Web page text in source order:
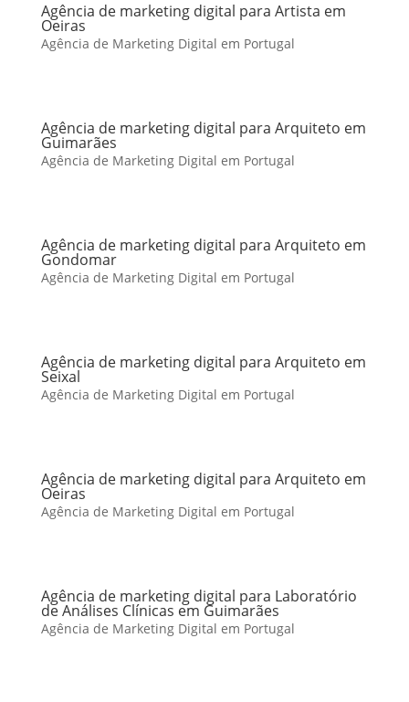
Agência de marketing digital para Artista em
Oeiras
Agência de Marketing Digital em Portugal
Agência de marketing digital para Arquiteto em
Guimarães
Agência de Marketing Digital em Portugal
Agência de marketing digital para Arquiteto em
Gondomar
Agência de Marketing Digital em Portugal
Agência de marketing digital para Arquiteto em
Seixal
Agência de Marketing Digital em Portugal
Agência de marketing digital para Arquiteto em
Oeiras
Agência de Marketing Digital em Portugal
Agência de marketing digital para Laboratório
de Análises Clínicas em Guimarães
Agência de Marketing Digital em Portugal